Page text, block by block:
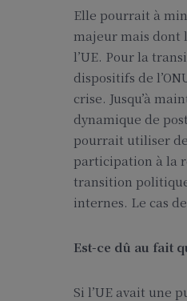
Elle pourrait à
majeur mais dont
l’UE. Pour la
dispositifs de
crise. Jusqu’à
dynamique de
pourrait utiliser
participation à la
transition politique
internes. Le cas
Est-ce dû au fait
Si l’UE avait une